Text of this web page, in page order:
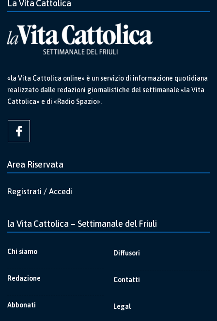
La Vita Cattolica
«la Vita Cattolica online» è un servizio di informazione quotidiana
realizzato dalle redazioni giornalistiche del settimanale «la Vita
Cattolica» e di «Radio Spazio».
Area Riservata
Registrati / Accedi
la Vita Cattolica – Settimanale del Friuli
Chi siamo
Redazione
Abbonati
Diffusori
Contatti
Legal